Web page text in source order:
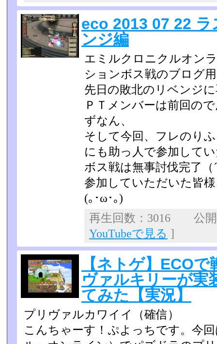
eco 2013 07 22
ンジ編
エミルクロニクルオン
ションボス戦のブログ
先日の敗北のリベンジ
ＰＴメンバーは前回の
ずなん、
そして今回、フレのり
にも助っ人で参加して
ボス戦は無事討伐完了（
参加していただいた皆
(｡･ω･｡)ゞ
再生回数：3016 公
YouTubeで見る ]
【ネトゲ】ECO
ヴァルキリーが実
てみた【実況】
プリヴァルカワイイ（確信）
こんちゃーす！ぷよっちです。今